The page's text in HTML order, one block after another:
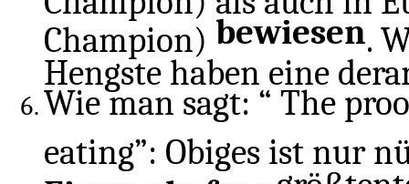
Champion) bewiesen .
Hengste haben eine
Wie man sagt: “ The
eating”: Obiges ist nur